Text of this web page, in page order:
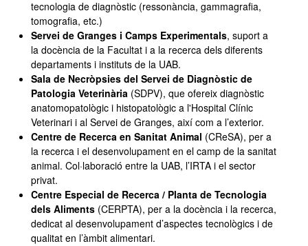
tecnologia de diagnòstic (ressonància, gammagrafia,
tomografia, etc.)
Servei de Granges i Camps Experimentals, suport a
la docència de la Facultat i a la recerca dels diferents
departaments i instituts de la UAB.
Sala de Necròpsies del Servei de Diagnòstic de
Patologia Veterinària (SDPV), que ofereix diagnòstic
anatomopatològic i histopatològic a l'Hospital Clínic
Veterinari i al Servei de Granges, així com a l’exterior.
Centre de Recerca en Sanitat Animal (CReSA), per a
la recerca i el desenvolupament en el camp de la sanitat
animal. Col·laboració entre la UAB, l’IRTA i el sector
privat.
Centre Especial de Recerca / Planta de Tecnologia
dels Aliments (CERPTA), per a la docència i la recerca,
dedicat al desenvolupament d’aspectes tecnològics i de
qualitat en l’àmbit alimentari.